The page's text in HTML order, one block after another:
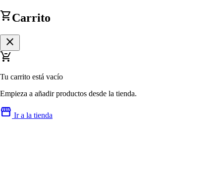
shopping_cartCarrito
close
remove_shopping_cart
Tu carrito está vacío
Empieza a añadir productos desde la tienda.
storefront Ir a la tienda